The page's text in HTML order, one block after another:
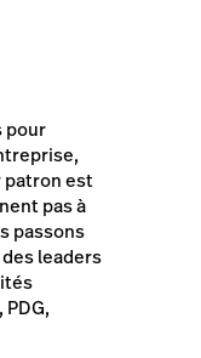
pour
patron est
pas à
passons
leaders